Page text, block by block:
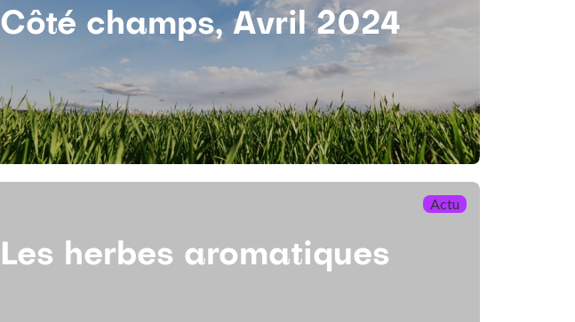
Côté champs, Avril 2024
Actu
Les herbes aromatiques